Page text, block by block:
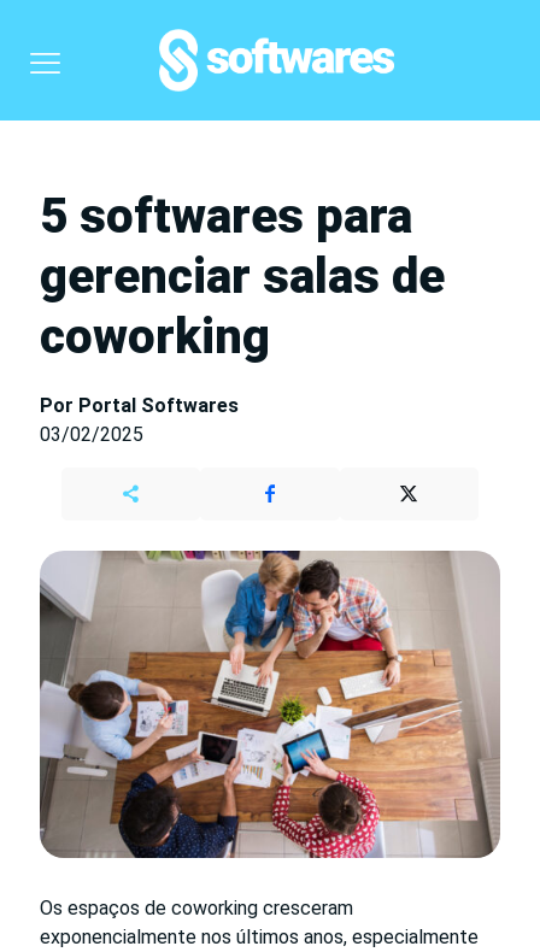
5 softwares para
gerenciar salas de
coworking
Por Portal Softwares
03/02/2025
Os espaços de coworking cresceram
exponencialmente nos últimos anos, especialmente